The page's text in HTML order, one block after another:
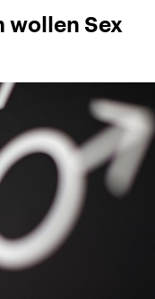
wollen Sex